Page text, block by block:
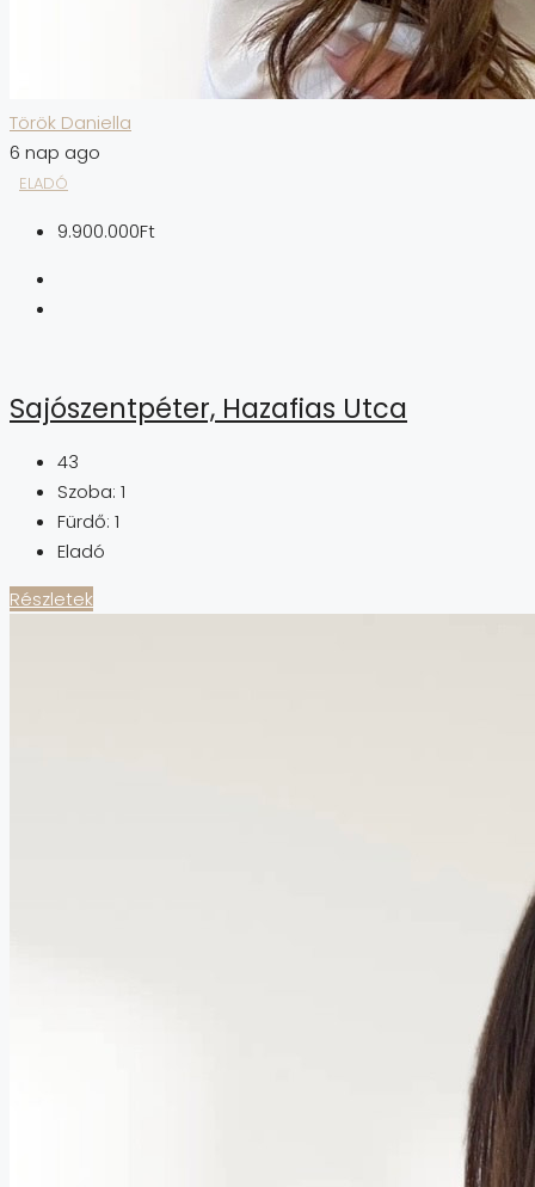
Török Daniella
6 nap ago
ELADÓ
9.900.000Ft
Sajószentpéter, Hazafias Utca
43
Szoba: 1
Fürdő: 1
Eladó
Részletek